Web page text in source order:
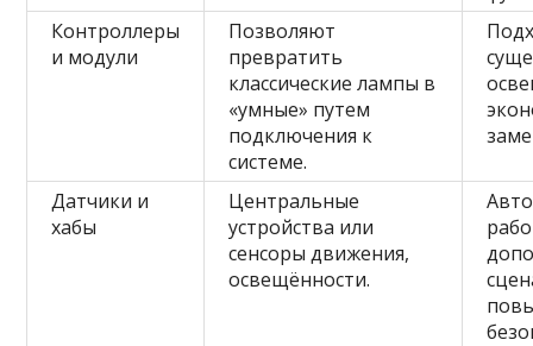
Контроллеры
и модули
Позволяют
превратить
классические лампы в
«умные» путем
подключения к
системе.
Датчики и
хабы
Центральные
устройства или
сенсоры движения,
освещённости.